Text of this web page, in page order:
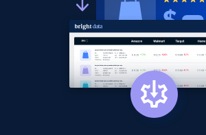
Target - Gather data on
specified keywords
URL, Product id, Title, Product
Rating, Reviews count, Initial price,